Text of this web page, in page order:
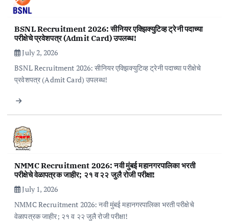
BSNL Recruitment 2026: सीनियर एक्झिक्युटिव्ह ट्रेनी पदाच्या
परीक्षेचे प्रवेशपत्र (Admit Card) उपलब्ध!
July 2, 2026
BSNL Recruitment 2026: सीनियर एक्झिक्युटिव्ह ट्रेनी पदाच्या परीक्षेचे
प्रवेशपत्र (Admit Card) उपलब्ध!
NMMC Recruitment 2026: नवी मुंबई महानगरपालिका भरती
परीक्षेचे वेळापत्रक जाहीर; २१ व २२ जुलै रोजी परीक्षा!
July 1, 2026
NMMC Recruitment 2026: नवी मुंबई महानगरपालिका भरती परीक्षेचे
वेळापत्रक जाहीर; २१ व २२ जुलै रोजी परीक्षा!